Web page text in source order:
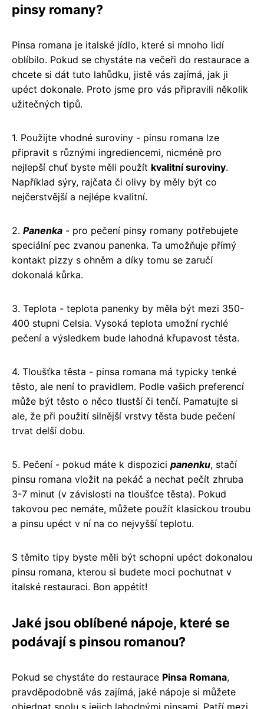
pinsy romany?
Pinsa romana je italské jídlo, které si mnoho lidí
oblíbilo. Pokud se chystáte na večeři do restaurace a
chcete si dát tuto lahůdku, jistě vás zajímá, jak ji
upéct dokonale. Proto jsme pro vás připravili několik
užitečných tipů.
1. Použijte vhodné suroviny - pinsu romana lze
připravit s různými ingrediencemi, nicméně pro
nejlepší chuť byste měli použít kvalitní suroviny.
Například sýry, rajčata či olivy by měly být co
nejčerstvější a nejlépe kvalitní.
2. Panenka - pro pečení pinsy romany potřebujete
speciální pec zvanou panenka. Ta umožňuje přímý
kontakt pizzy s ohněm a díky tomu se zaručí
dokonalá kůrka.
3. Teplota - teplota panenky by měla být mezi 350-
400 stupni Celsia. Vysoká teplota umožní rychlé
pečení a výsledkem bude lahodná křupavost těsta.
4. Tloušťka těsta - pinsa romana má typicky tenké
těsto, ale není to pravidlem. Podle vašich preferencí
může být těsto o něco tlustší či tenčí. Pamatujte si
ale, že při použití silnější vrstvy těsta bude pečení
trvat delší dobu.
5. Pečení - pokud máte k dispozici panenku, stačí
pinsu romana vložit na pekáč a nechat pečít zhruba
3-7 minut (v závislosti na tloušťce těsta). Pokud
takovou pec nemáte, můžete použít klasickou troubu
a pinsu upéct v ní na co nejvyšší teplotu.
S těmito tipy byste měli být schopni upéct dokonalou
pinsu romana, kterou si budete moci pochutnat v
italské restauraci. Bon appétit!
Jaké jsou oblíbené nápoje, které se
podávají s pinsou romanou?
Pokud se chystáte do restaurace Pinsa Romana,
pravděpodobně vás zajímá, jaké nápoje si můžete
objednat spolu s jejich lahodnými pinsami. Patří mezi